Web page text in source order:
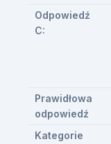
Odpowiedź
C:
Prawidłowa
odpowiedź
Kategorie